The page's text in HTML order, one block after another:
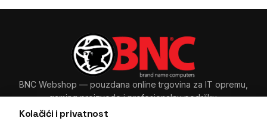
Kolačići i privatnost
BNC Webshop — pouzdana online trgovina za IT opremu,
gaming proizvode i profesionalnu podršku.